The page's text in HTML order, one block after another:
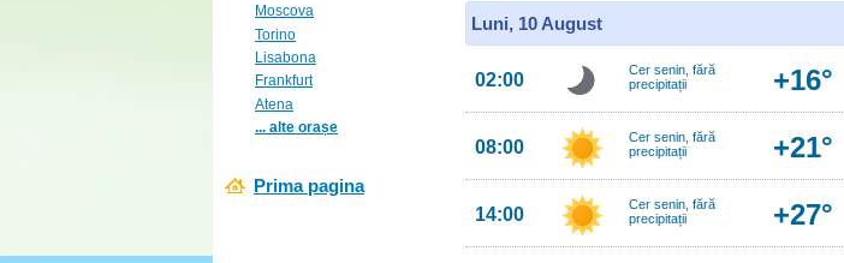
Moscova
Torino
Lisabona
Frankfurt
Atena
... alte orașe
Prima pagina
Luni, 10 August
02:00
Cer senin, fără
precipitații
+16°
08:00
Cer senin, fără
precipitații
+21°
14:00
Cer senin, fără
precipitații
+27°